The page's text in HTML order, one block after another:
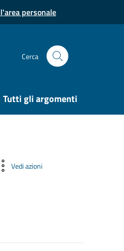
personale
Cerca
Tutti gli argomenti
Vedi azioni